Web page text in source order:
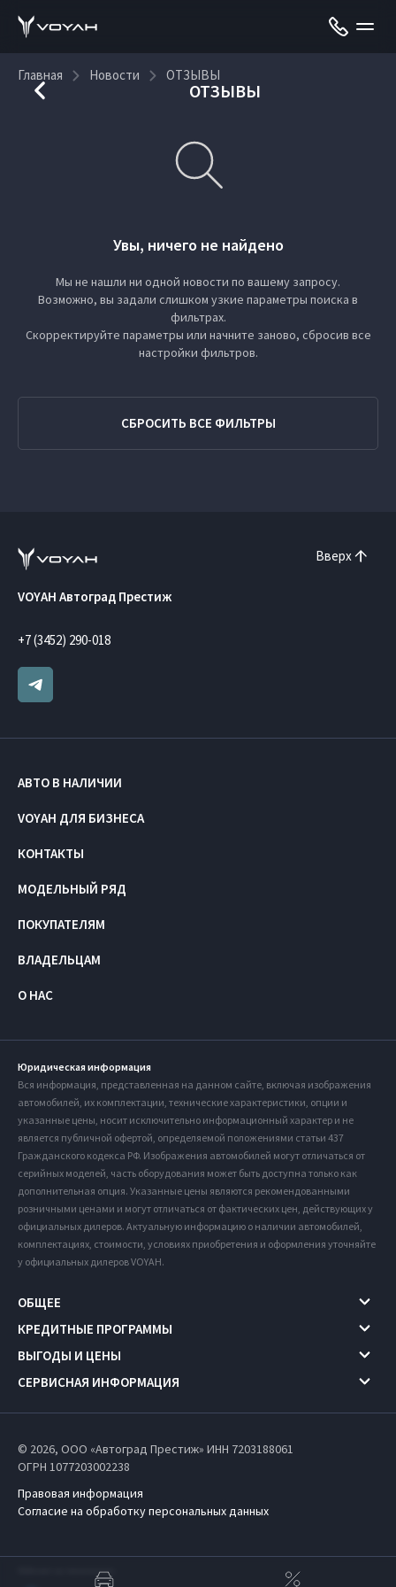
Главная Новости ОТЗЫВЫ
ОТЗЫВЫ
Увы, ничего не найдено
Мы не нашли ни одной новости по вашему запросу.
Возможно, вы задали слишком узкие параметры поиска в
фильтрах.
Скорректируйте параметры или начните заново, сбросив все
настройки фильтров.
СБРОСИТЬ ВСЕ ФИЛЬТРЫ
Вверх
VOYAH Автоград Престиж
+7 (3452) 290-018
АВТО В НАЛИЧИИ
VOYAH ДЛЯ БИЗНЕСА
КОНТАКТЫ
МОДЕЛЬНЫЙ РЯД
ПОКУПАТЕЛЯМ
ВЛАДЕЛЬЦАМ
О НАС
Юридическая информация
Вся информация, представленная на данном сайте, включая изображения
автомобилей, их комплектации, технические характеристики, опции и
указанные цены, носит исключительно информационный характер и не
является публичной офертой, определяемой положениями статьи 437
Гражданского кодекса РФ. Изображения автомобилей могут отличаться от
серийных моделей, часть оборудования может быть доступна только как
дополнительная опция. Указанные цены являются рекомендованными
розничными ценами и могут отличаться от фактических цен, действующих у
официальных дилеров. Актуальную информацию о наличии автомобилей,
комплектациях, стоимости, условиях приобретения и оформления уточняйте
у официальных дилеров VOYAH.
ОБЩЕЕ
КРЕДИТНЫЕ ПРОГРАММЫ
ВЫГОДЫ И ЦЕНЫ
СЕРВИСНАЯ ИНФОРМАЦИЯ
© 2026, ООО «Автоград Престиж» ИНН 7203188061
ОГРН 1077203002238
Правовая информация
Согласие на обработку персональных данных
Работает на технологиях